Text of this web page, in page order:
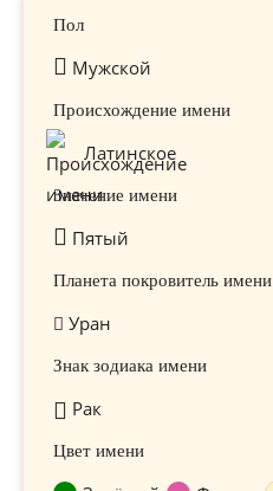
Пол
Мужской
Происхождение имени
Латинское
Значение имени
Пятый
Планета покровитель имени
Уран
Знак зодиака имени
Рак
Цвет имени